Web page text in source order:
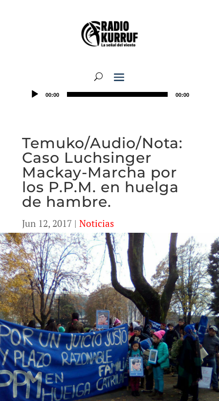
00:00 00:00
Temuko/Audio/Nota:
Caso Luchsinger
Mackay-Marcha por
los P.P.M. en huelga
de hambre.
Jun 12, 2017 | Noticias